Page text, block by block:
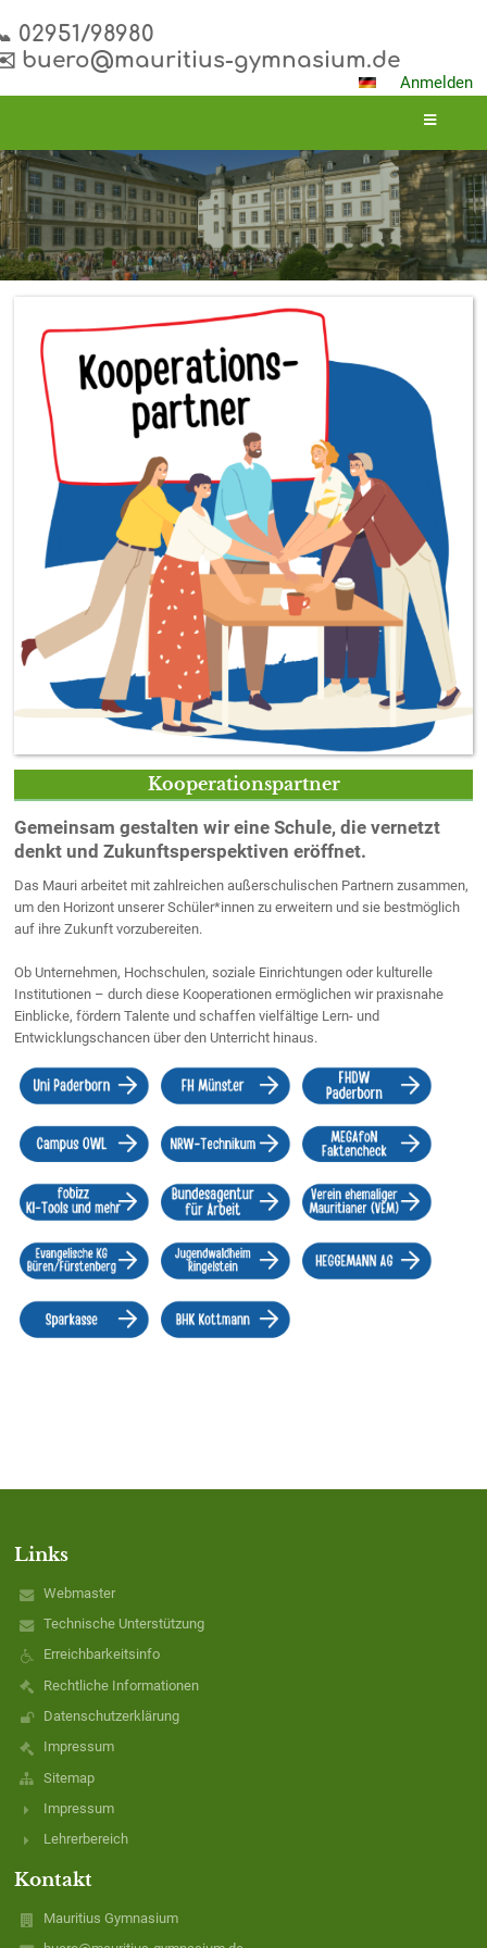
02951/98980
buero@mauritius-gymnasium.de
Anmelden
Kooperationspartner
Kooperationspartner
Gemeinsam gestalten wir eine Schule, die vernetzt
denkt und Zukunftsperspektiven eröffnet.
Das Mauri arbeitet mit zahlreichen außerschulischen Partnern zusammen,
um den Horizont unserer Schüler*innen zu erweitern und sie bestmöglich
auf ihre Zukunft vorzubereiten.
Ob Unternehmen, Hochschulen, soziale Einrichtungen oder kulturelle
Institutionen – durch diese Kooperationen ermöglichen wir praxisnahe
Einblicke, fördern Talente und schaffen vielfältige Lern- und
Entwicklungschancen über den Unterricht hinaus.
Links
Webmaster
Technische Unterstützung
Erreichbarkeitsinfo
Rechtliche Informationen
Datenschutzerklärung
Impressum
Sitemap
Impressum
Lehrerbereich
Kontakt
Mauritius Gymnasium